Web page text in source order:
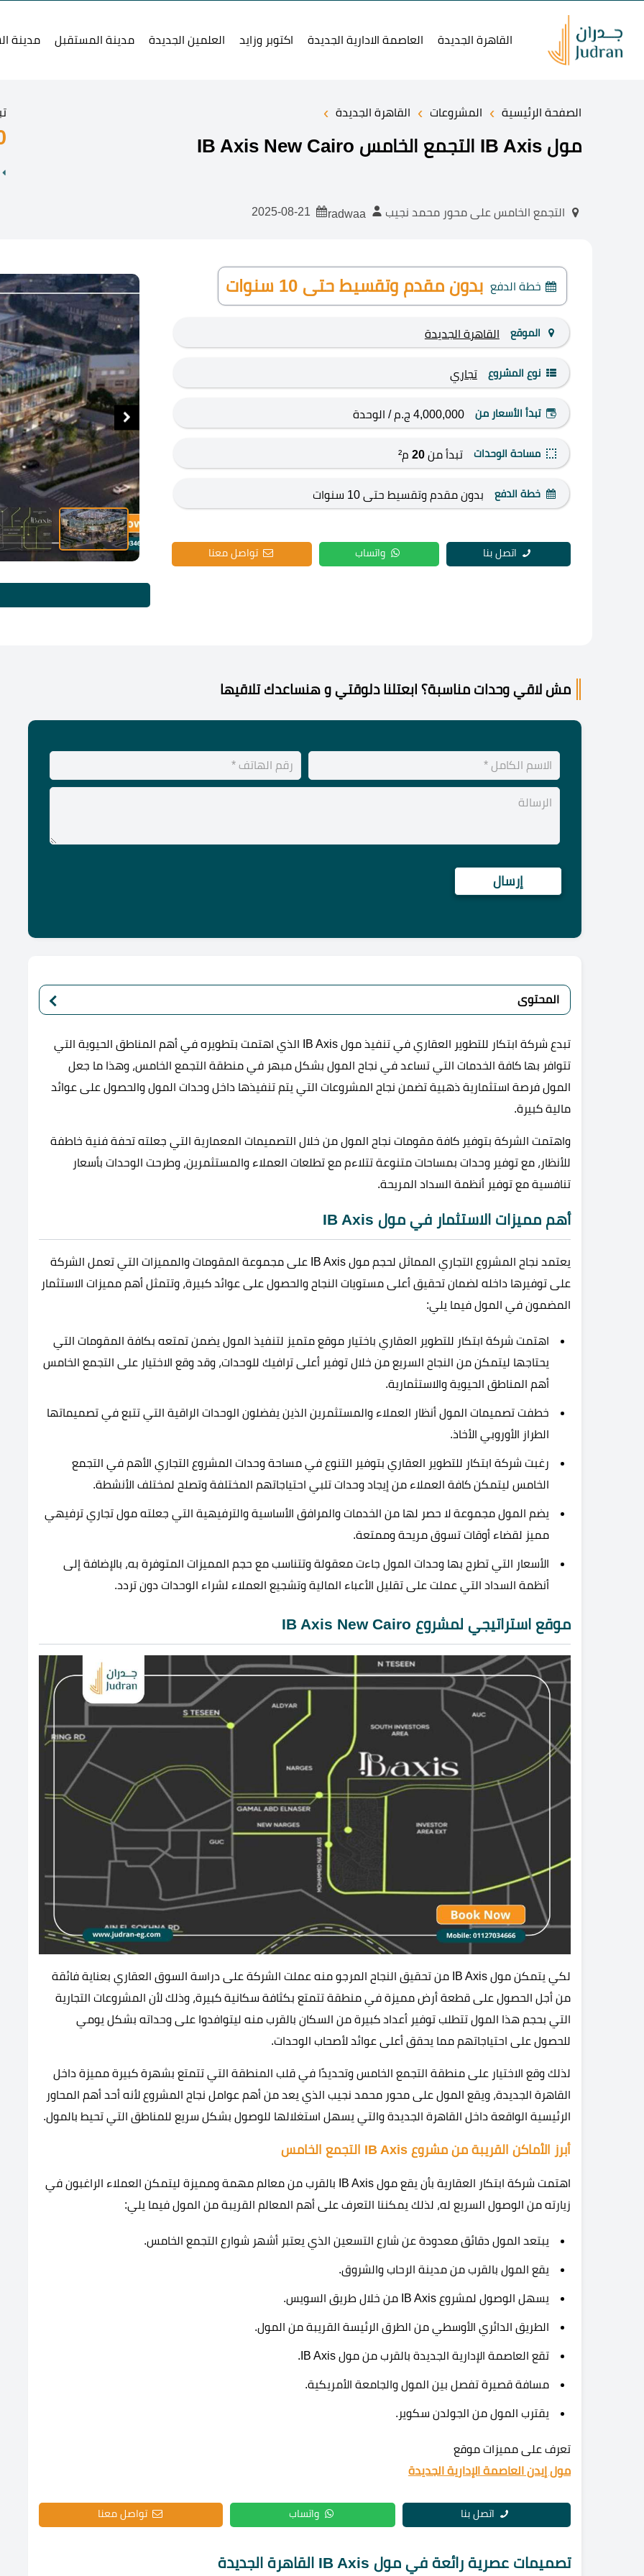
القاهرة الجديدة العاصمة الادارية الجديدة اكتوبر وزايد العلمين الجديدة مدينة المستقبل مدينة
الصفحة الرئيسية › المشروعات › القاهرة الجديدة ›
مول IB Axis التجمع الخامس IB Axis New Cairo
التجمع الخامس على محور محمد نجيب
خطة الدفع بدون مقدم وتقسيط حتى 10 سنوات
الموقع القاهرة الجديدة
نوع المشروع تجاري
تبدأ الأسعار من 4,000,000 ج.م / الوحدة
مساحة الوحدات تبدأ من20 م²
خطة الدفع بدون مقدم وتقسيط حتى 10 سنوات
اتصل بنا واتساب تواصل معنا
مش لاقي وحدات مناسبة؟ ابعتلنا دلوقتي و هنساعدك تلاقيها
المحتوى
تبدع شركة ابتكار للتطوير العقاري في تنفيذ مول IB Axis الذي اهتمت بتطويره في أهم المناطق الحيوية التي
تتوافر بها كافة الخدمات التي تساعد في نجاح المول بشكل مبهر في منطقة التجمع الخامس، وهذا ما جعل
المول فرصة استثمارية ذهبية تضمن نجاح المشروعات التي يتم تنفيذها داخل وحدات المول والحصول على عوائد
مالية كبيرة.
واهتمت الشركة بتوفير كافة مقومات نجاح المول من خلال التصميمات المعمارية التي جعلته تحفة فنية خاطفة
للأنظار، مع توفير وحدات بمساحات متنوعة تتلاءم مع تطلعات العملاء والمستثمرين، وطرحت الوحدات بأسعار
تنافسية مع توفير أنظمة السداد المريحة.
أهم مميزات الاستثمار في مول IB Axis
يعتمد نجاح المشروع التجاري المماثل لحجم مول IB Axis على مجموعة المقومات والمميزات التي تعمل الشركة
على توفيرها داخله لضمان تحقيق أعلى مستويات النجاح والحصول على عوائد كبيرة، وتتمثل أهم مميزات الاستثمار
المضمون في المول فيما يلي:
اهتمت شركة ابتكار للتطوير العقاري باختيار موقع متميز لتنفيذ المول يضمن تمتعه بكافة المقومات التي
يحتاجها ليتمكن من النجاح السريع من خلال توفير أعلى ترافيك للوحدات، وقد وقع الاختيار على التجمع الخامس
أهم المناطق الحيوية والاستثمارية.
خطفت تصميمات المول أنظار العملاء والمستثمرين الذين يفضلون الوحدات الراقية التي تتبع في تصميماتها
الطراز الأوروبي الأخاذ.
رغبت شركة ابتكار للتطوير العقاري بتوفير التنوع في مساحة وحدات المشروع التجاري الأهم في التجمع
الخامس ليتمكن كافة العملاء من إيجاد وحدات تلبي احتياجاتهم المختلفة وتصلح لمختلف الأنشطة.
يضم المول مجموعة لا حصر لها من الخدمات والمرافق الأساسية والترفيهية التي جعلته مول تجاري ترفيهي
مميز لقضاء أوقات تسوق مريحة وممتعة.
الأسعار التي تطرح بها وحدات المول جاءت معقولة وتتناسب مع حجم المميزات المتوفرة به، بالإضافة إلى
أنظمة السداد التي عملت على تقليل الأعباء المالية وتشجيع العملاء لشراء الوحدات دون تردد.
موقع استراتيجي لمشروع IB Axis New Cairo
لكي يتمكن مول IB Axis من تحقيق النجاح المرجو منه عملت الشركة على دراسة السوق العقاري بعناية فائقة
من أجل الحصول على قطعة أرض مميزة في منطقة تتمتع بكثافة سكانية كبيرة، وذلك لأن المشروعات التجارية
التي بحجم هذا المول تتطلب توفير أعداد كبيرة من السكان بالقرب منه ليتوافدوا على وحداته بشكل يومي
للحصول على احتياجاتهم مما يحقق أعلى عوائد لأصحاب الوحدات.
لذلك وقع الاختيار على منطقة التجمع الخامس وتحديدًا في قلب المنطقة التي تتمتع بشهرة كبيرة مميزة داخل
القاهرة الجديدة، ويقع المول على محور محمد نجيب الذي يعد من أهم عوامل نجاح المشروع لأنه أحد أهم المحاور
الرئيسية الواقعة داخل القاهرة الجديدة والتي يسهل استغلالها للوصول بشكل سريع للمناطق التي تحيط بالمول.
أبرز الأماكن القريبة من مشروع IB Axis التجمع الخامس
اهتمت شركة ابتكار العقارية بأن يقع مول IB Axis بالقرب من معالم مهمة ومميزة ليتمكن العملاء الراغبون في
زيارته من الوصول السريع له، لذلك يمكننا التعرف على أهم المعالم القريبة من المول فيما يلي:
يبتعد المول دقائق معدودة عن شارع التسعين الذي يعتبر أشهر شوارع التجمع الخامس.
يقع المول بالقرب من مدينة الرحاب والشروق.
يسهل الوصول لمشروع IB Axis من خلال طريق السويس.
الطريق الدائري الأوسطي من الطرق الرئيسة القريبة من المول.
تقع العاصمة الإدارية الجديدة بالقرب من مول IB Axis.
مسافة قصيرة تفصل بين المول والجامعة الأمريكية.
يقترب المول من الجولدن سكوير.
تعرف على مميزات موقع
مول إيدن العاصمة الإدارية الجديدة
اتصل بنا واتساب تواصل معنا
تصميمات عصرية رائعة في مول IB Axis القاهرة الجديدة